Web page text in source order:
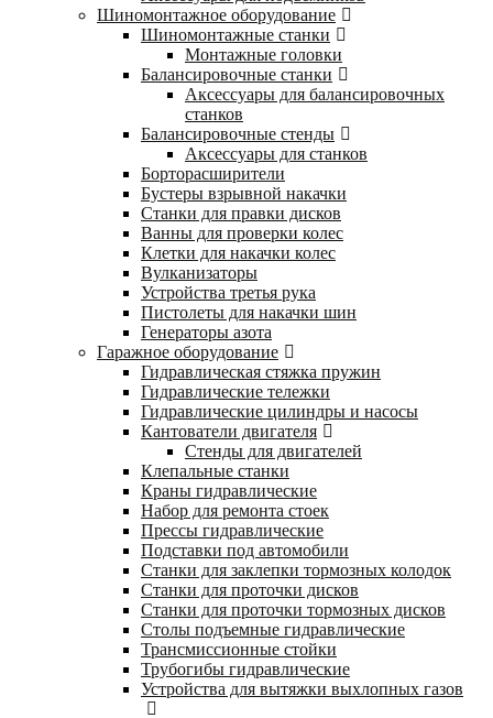
Шиномонтажное оборудование
Шиномонтажные станки
Монтажные головки
Балансировочные станки
Аксессуары для балансировочных
станков
Балансировочные стенды
Аксессуары для станков
Борторасширители
Бустеры взрывной накачки
Станки для правки дисков
Ванны для проверки колес
Клетки для накачки колес
Вулканизаторы
Устройства третья рука
Пистолеты для накачки шин
Генераторы азота
Гаражное оборудование
Гидравлическая стяжка пружин
Гидравлические тележки
Гидравлические цилиндры и насосы
Кантователи двигателя
Стенды для двигателей
Клепальные станки
Краны гидравлические
Набор для ремонта стоек
Прессы гидравлические
Подставки под автомобили
Станки для заклепки тормозных колодок
Станки для проточки дисков
Станки для проточки тормозных дисков
Столы подъемные гидравлические
Трансмиссионные стойки
Трубогибы гидравлические
Устройства для вытяжки выхлопных газов